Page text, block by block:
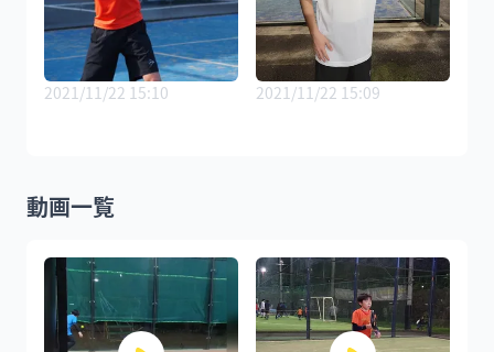
2021/11/22 15:10 2021/11/22 15:09
動画一覧